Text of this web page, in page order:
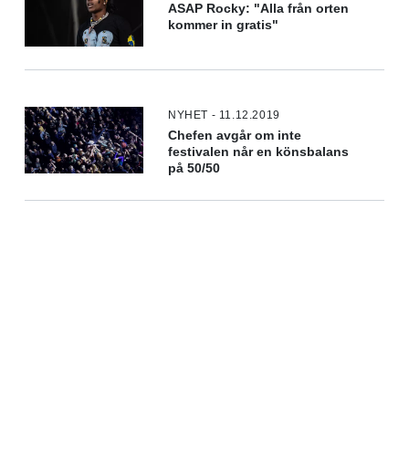
ASAP Rocky: "Alla från orten
kommer in gratis"
NYHET - 11.12.2019
Chefen avgår om inte
festivalen når en könsbalans
på 50/50